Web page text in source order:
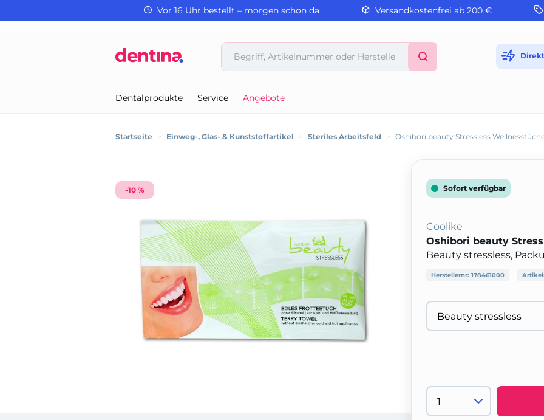
Vor 16 Uhr bestellt – morgen schon da Versandkostenfrei ab 200 €
Dentalprodukte Service Angebote
Startseite > Einweg-, Glas- & Kunststoffartikel > Steriles Arbeitsfeld > Oshibori beauty Stressless
-10 % Sofort verfügbar
Coolike
Oshibori beauty
Beauty stressless,
Herstellernr: 178461000